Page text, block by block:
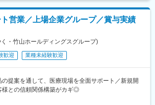
営業／上場企業グループ／賞与実績
・竹山ホールディングスグループ)
歓迎 業種未経験歓迎
の提案を通して、医療現場を全面サポート／新規開
様との信頼関係構築がカギ◎